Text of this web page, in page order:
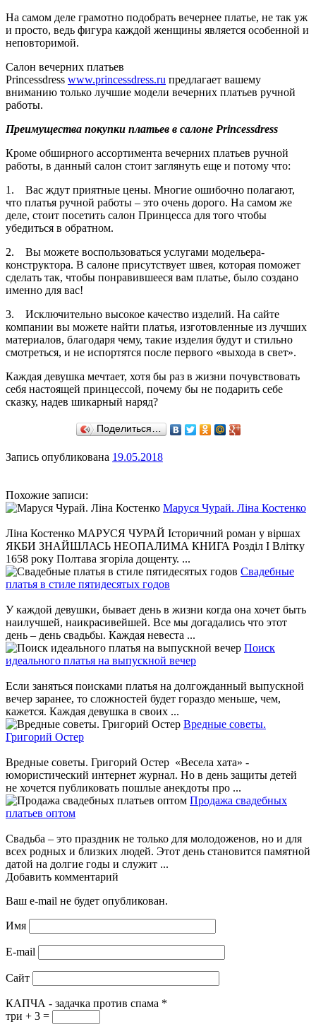
На самом деле грамотно подобрать вечернее платье, не так уж
и просто, ведь фигура каждой женщины является особенной и
неповторимой.
Салон вечерних платьев
Princessdress www.princessdress.ru предлагает вашему
вниманию только лучшие модели вечерних платьев ручной
работы.
Преимущества покупки платьев в салоне Princessdress
Кроме обширного ассортимента вечерних платьев ручной
работы, в данный салон стоит заглянуть еще и потому что:
1. Вас ждут приятные цены. Многие ошибочно полагают,
что платья ручной работы – это очень дорого. На самом же
деле, стоит посетить салон Принцесса для того чтобы
убедиться в обратном.
2. Вы можете воспользоваться услугами модельера-
конструктора. В салоне присутствует швея, которая поможет
сделать так, чтобы понравившееся вам платье, было создано
именно для вас!
3. Исключительно высокое качество изделий. На сайте
компании вы можете найти платья, изготовленные из лучших
материалов, благодаря чему, такие изделия будут и стильно
смотреться, и не испортятся после первого «выхода в свет».
Каждая девушка мечтает, хотя бы раз в жизни почувствовать
себя настоящей принцессой, почему бы не подарить себе
сказку, надев шикарный наряд?
Поделиться…
Запись опубликована 19.05.2018
Похожие записи:
Маруся Чурай. Ліна Костенко
Ліна Костенко МАРУСЯ ЧУРАЙ Історичний роман у віршах
ЯКБИ ЗНАЙШЛАСЬ НЕОПАЛИМА КНИГА Розділ І Влітку
1658 року Полтава згоріла дощенту. ...
Свадебные
платья в стиле пятидесятых годов
У каждой девушки, бывает день в жизни когда она хочет быть
наилучшей, наикрасивейшей. Все мы догадались что этот
день – день свадьбы. Каждая невеста ...
Поиск
идеального платья на выпускной вечер
Если заняться поисками платья на долгожданный выпускной
вечер заранее, то сложностей будет гораздо меньше, чем,
кажется. Каждая девушка в своих ...
Вредные советы.
Григорий Остер
Вредные советы. Григорий Остер «Весела хата» -
юмористический интернет журнал. Но в день защиты детей
не хочется публиковать пошлые анекдоты про ...
Продажа свадебных
платьев оптом
Свадьба – это праздник не только для молодоженов, но и для
всех родных и близких людей. Этот день становится памятной
датой на долгие годы и служит ...
Добавить комментарий
Ваш e-mail не будет опубликован.
Имя
E-mail
Сайт
КАПЧА - задачка против спама *
три + 3 =